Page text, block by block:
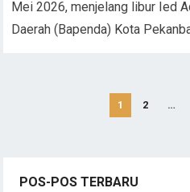
Mei 2026, menjelang libur Ied
Daerah (Bapenda) Kota
1 2 …
POS-POS TERBARU